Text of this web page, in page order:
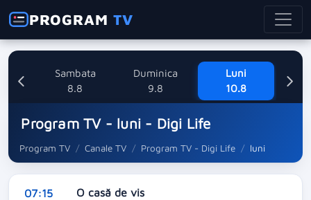
PROGRAMTV
Sambata
8.8
Duminica
9.8
Luni
10.8
Program TV - luni - Digi Life
Program TV Canale TV Program TV - Digi Life luni
07:15 O casă de vis